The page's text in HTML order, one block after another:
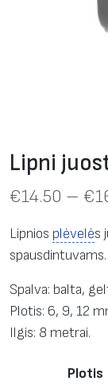
Lipni
€14.50 – €
Lipnios plėvelės
spausdintuvams.
Spalva: balta,
Plotis: 6, 9, 12
Ilgis: 8 metrai.
Plotis